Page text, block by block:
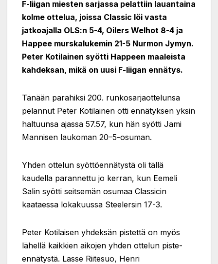
F-liigan miesten sarjassa pelattiin lauantaina
kolme ottelua, joissa Classic löi vasta
jatkoajalla OLS:n 5-4, Oilers Welhot 8-4 ja
Happee murskalukemin 21-5 Nurmon Jymyn.
Peter Kotilainen syötti Happeen maaleista
kahdeksan, mikä on uusi F-liigan ennätys.
Tänään parahiksi 200. runkosarjaottelunsa
pelannut Peter Kotilainen otti ennätyksen yksin
haltuunsa ajassa 57.57, kun hän syötti Jami
Mannisen laukoman 20–5-osuman.
Yhden ottelun syöttöennätystä oli tällä
kaudella parannettu jo kerran, kun Eemeli
Salin syötti seitsemän osumaa Classicin
kaataessa lokakuussa Steelersin 17-3.
Peter Kotilaisen yhdeksän pistettä on myös
lähellä kaikkien aikojen yhden ottelun piste-
ennätystä. Lasse Riitesuo, Henri